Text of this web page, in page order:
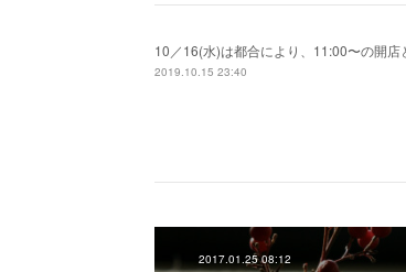
10／16(水)は都合により、11:00〜の開店
2019.10.15 23:40
2017.01.25 08:12